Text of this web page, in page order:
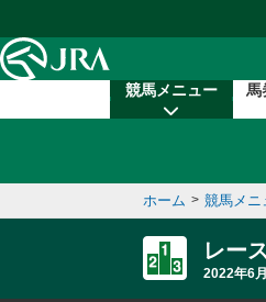
競馬メニュー 馬
ホーム > 競馬メニ
レー
2022年6